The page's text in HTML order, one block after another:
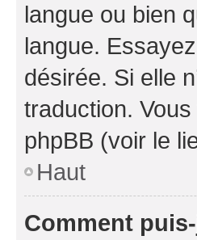
langue ou bien
langue.
désirée. Si elle
traduction.
phpBB (voir le
Haut
Comment